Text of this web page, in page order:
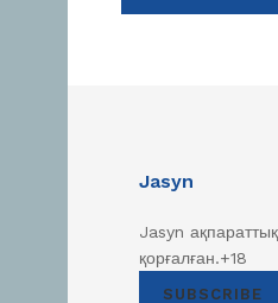
Jasyn
Jasyn
қорғалған.+18
SUBSCRIBE